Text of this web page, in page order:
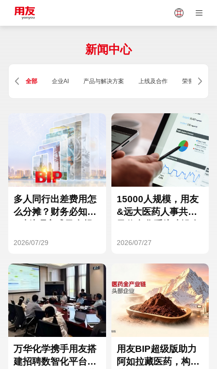
Vietnam
Singapore Malaysia
Thailand
Turkey
Hungary Mexico
Hong Kong Macau
新闻中心
全部 企业AI 产品与解决方案 上线及合作 荣誉及资质
多人同行出差费用怎
么分摊？财务必知的
2026/07/29
15000人规模，用友
&远大医药人事共享
2026/07/27
万华化学携手用友搭
建招聘数智化平台，
用友BIP超级版助力
阿如拉藏医药，构建